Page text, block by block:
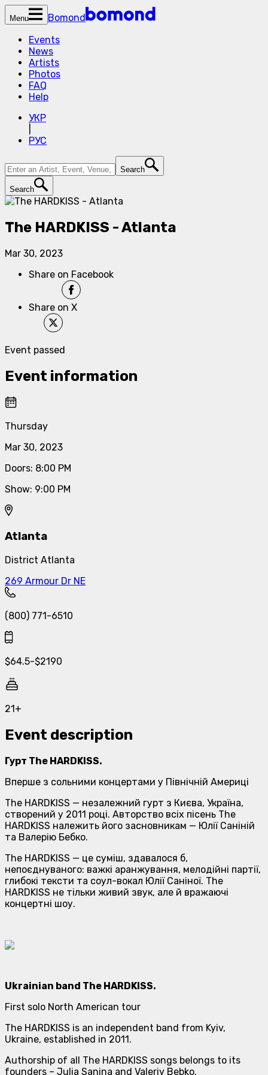
Menu
Bomond
Events
News
Artists
Photos
FAQ
Help
УКР
РУС
Search
Search
The HARDKISS - Atlanta
Mar 30, 2023
Share on Facebook
Share on X
Event passed
Event information
Thursday
Mar 30, 2023
Doors: 8:00 PM
Show: 9:00 PM
Atlanta
District Atlanta
269 Armour Dr NE
(800) 771-6510
$64.5-$2190
21+
Event description
Гурт The HARDKISS.
Вперше з сольними концертами у Північній Америці
The HARDKISS — незалежний гурт з Києва, Україна,
створений у 2011 році. Авторство всіх пісень The
HARDKISS належить його засновникам — Юлії Саніній
та Валерію Бебко.
The HARDKISS — це суміш, здавалося б,
непоєднуваного: важкі аранжування, мелодійні партії,
глибокі тексти та соул-вокал Юлії Саніної. The
HARDKISS не тільки живий звук, але й вражаючі
концертні шоу.
Ukrainian band The HARDKISS.
First solo North American tour
The HARDKISS is an independent band from Kyiv,
Ukraine, established in 2011.
Authorship of all The HARDKISS songs belongs to its
founders – Julia Sanina and Valeriy Bebko.